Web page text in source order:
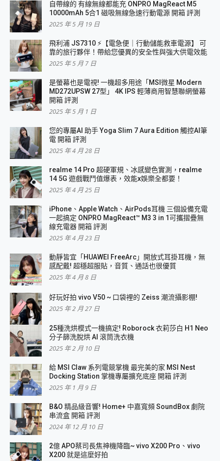
自帶線的 有線無線都能充 ONPRO MagReact M5
10000mAh 5合1 磁吸無線急速行動電源 開箱 評測
2025 年 5 月 19 日
飛利浦 JS7310 ⚡【電急便｜行動儲能救車電源】 可
靠的旅行夥伴！帶給您優異的安全性與強大供電效能
2025 年 5 月 7 日
是螢幕也是電視! 一機超多用途「MSI微星 Modern
MD272UPSW 27型」 4K IPS 輕薄商用智慧聯網螢幕
開箱 評測
2025 年 5 月 1 日
您的專屬AI 助手 Yoga Slim 7 Aura Edition 觸控AI筆
電 開箱 評測
2025 年 4 月 28 日
realme 14 Pro 超硬軍規、冰感變色實測，realme
14 5G 遊戲戰鬥值爆表，效能x娛樂全都要！
2025 年 4 月 25 日
iPhone、Apple Watch、AirPods耳機 三個設備充電
一起搞定 ONPRO MagReact™ M3 3 in 1可攜摺疊無
線充電器 開箱 評測
2025 年 4 月 23 日
動靜皆宜「HUAWEI FreeArc」開放式耳掛耳機，無
感配戴! 超穩超服貼，音質、通話也很優質
2025 年 4 月 8 日
好玩好拍 vivo V50 ~ 口袋裡的 Zeiss 潮流攝影棚!
2025 年 2 月 27 日
25種洗烘模式一機搞定! Roborock 衣莉莎白 H1 Neo
分子篩洗脫烘 AI 滾筒洗衣機
2025 年 2 月 10 日
給 MSI Claw 系列電競掌機 最完美的家 MSI Nest
Docking Station 掌機專屬擴充底座 開箱 評測
2025 年 1 月 9 日
B&O 精品級音響! Home+ 中嘉寬頻 SoundBox 劇院
串流盒 開箱 評測
2024 年 12 月 10 日
2億 APO蔡司長焦神機降臨~ vivo X200 Pro、vivo
X200 就是這麼好拍